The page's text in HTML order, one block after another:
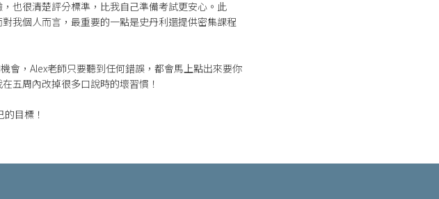
也很清楚評分標準，比我自己準備考試更安心。此
我個人而言，最重要的一點是史丹利還提供密集課程
會，Alex老師只要聽到任何錯誤，都會馬上點出來要你
五周內改掉很多口說時的壞習慣！
目標！